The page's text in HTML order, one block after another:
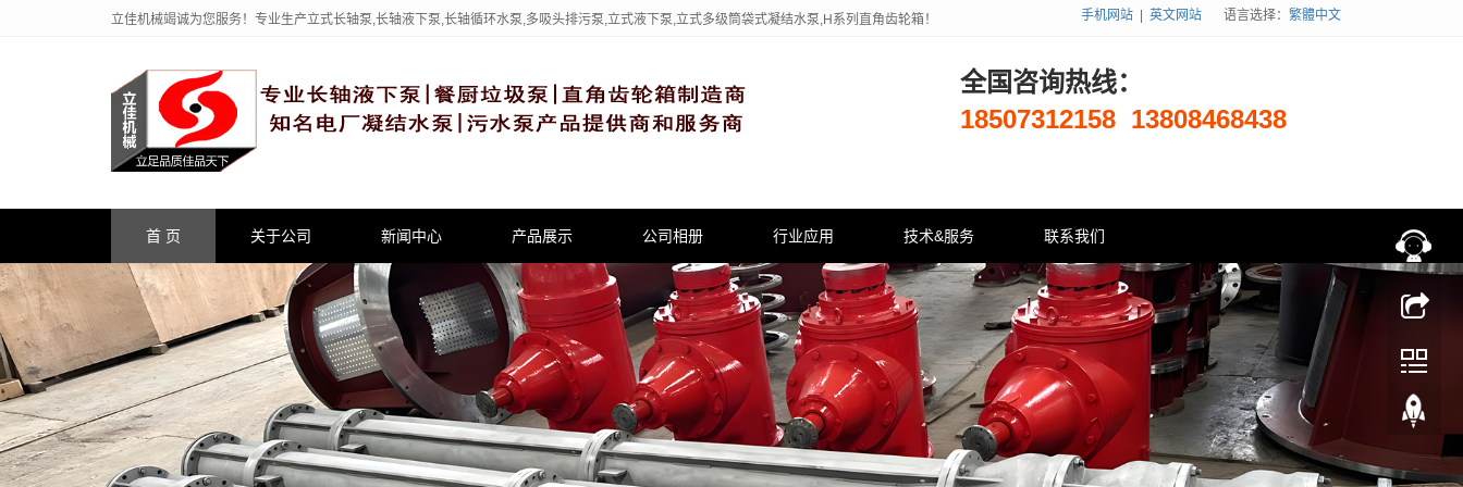
立佳机械竭诚为您服务！专业生产立式长轴泵,长轴液下泵,长轴循环水泵,多吸头排污泵,立式液下泵,立式多级筒袋式凝结水泵,H系列直角齿轮箱！ 语言选择： 繁體中文
手机网站 英文网站
全国咨询热线：
18507312158 13808468438
首 页 关于公司 新闻中心 产品展示 公司相册 行业应用 技术&服务 联系我们